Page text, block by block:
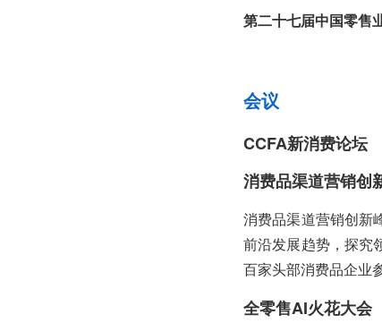
第二十七届中国零售
会议
CCFA新消费论坛
消费品渠道营销创
消费品渠道营销创新
前沿发展趋势，探究
百家头部消费品企业
全零售AI火花大会